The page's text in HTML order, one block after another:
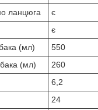
ланцюга
є
є
(мл)
550
(мл)
260
6,2
24